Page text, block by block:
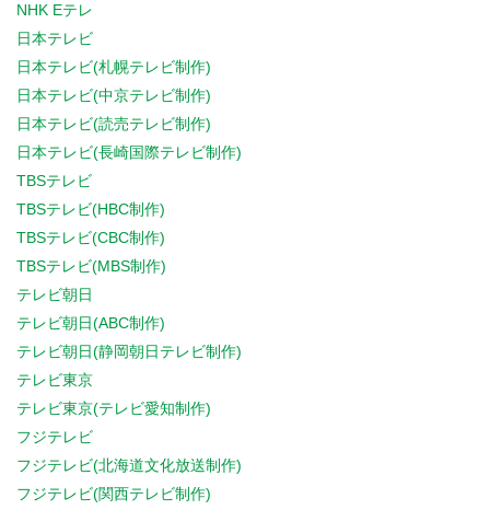
NHK Eテレ
日本テレビ
日本テレビ(札幌テレビ制作)
日本テレビ(中京テレビ制作)
日本テレビ(読売テレビ制作)
日本テレビ(長崎国際テレビ制作)
TBSテレビ
TBSテレビ(HBC制作)
TBSテレビ(CBC制作)
TBSテレビ(MBS制作)
テレビ朝日
テレビ朝日(ABC制作)
テレビ朝日(静岡朝日テレビ制作)
テレビ東京
テレビ東京(テレビ愛知制作)
フジテレビ
フジテレビ(北海道文化放送制作)
フジテレビ(関西テレビ制作)